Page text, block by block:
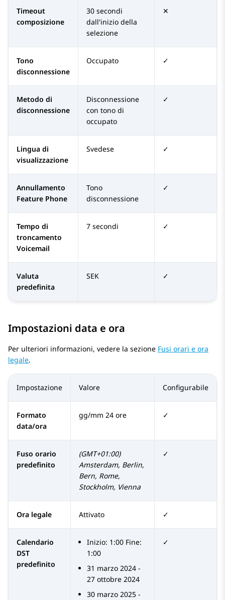
Timeout
composizione
30 secondi
dall'inizio della
selezione
✕
Tono
disconnessione
Occupato ✓
Metodo di
disconnessione
Disconnessione
con tono di
occupato
✓
Lingua di
visualizzazione
Svedese ✓
Annullamento
Feature Phone
Tono
disconnessione
✓
Tempo di
troncamento
Voicemail
7 secondi ✓
Valuta
predefinita
SEK ✓
Impostazioni data e ora
Per ulteriori informazioni, vedere la sezione Fusi orari e ora
legale.
Impostazione Valore Configurabile
Formato
data/ora
gg/mm 24 ore ✓
Fuso orario
predefinito
(GMT+01:00)
Amsterdam, Berlin,
Bern, Rome,
Stockholm, Vienna
✓
Ora legale Attivato ✓
Calendario
DST
predefinito
Inizio: 1:00 Fine:
1:00
31 marzo 2024 -
27 ottobre 2024
30 marzo 2025 -
✓